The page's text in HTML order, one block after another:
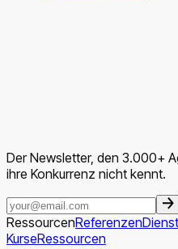
Der Newsletter, den 3.000+
ihre Konkurrenz nicht kennt.
RessourcenReferenzen
KurseRessourcen